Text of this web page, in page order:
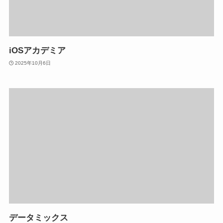
iOSアカデミア
2025年10月6日
データミックス